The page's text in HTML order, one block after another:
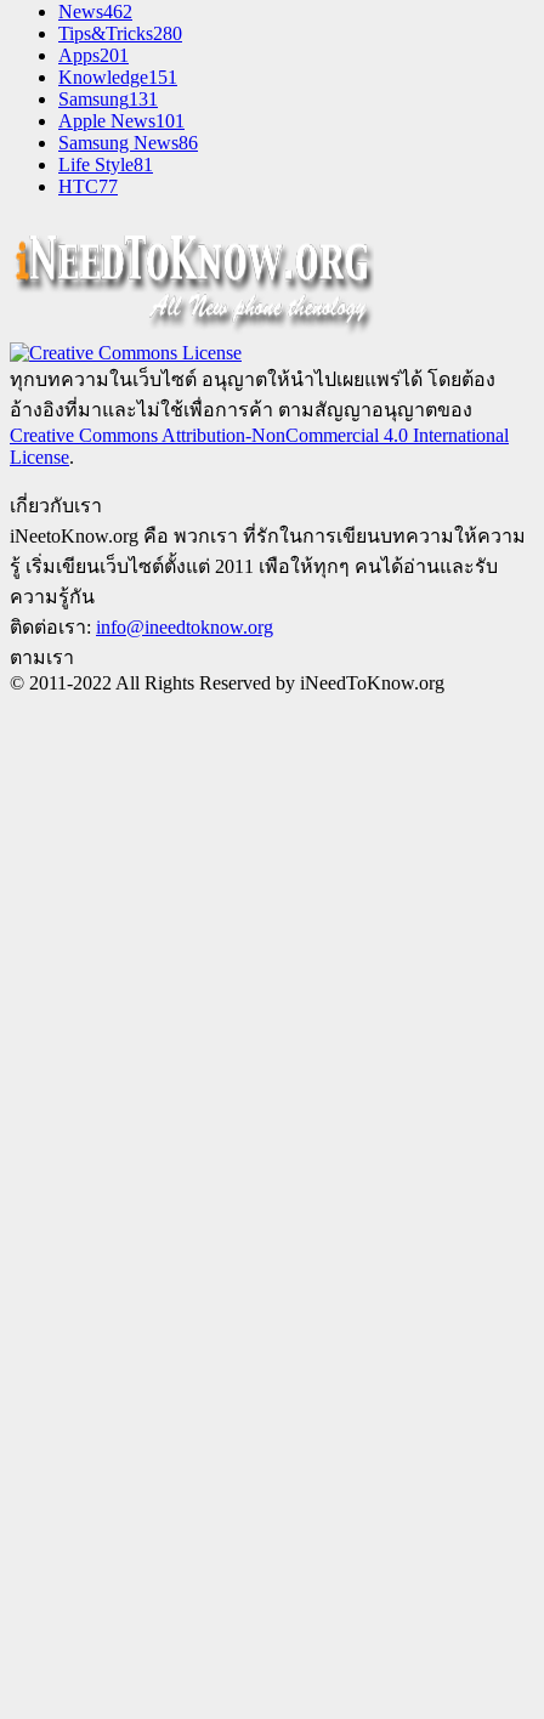
News462
Tips&Tricks280
Apps201
Knowledge151
Samsung131
Apple News101
Samsung News86
Life Style81
HTC77
ทุกบทความในเว็บไซต์ อนุญาตให้นำไปเผยแพร่ได้ โดยต้อง
อ้างอิงที่มาและไม่ใช้เพื่อการค้า ตามสัญญาอนุญาตของ
Creative Commons Attribution-NonCommercial 4.0 International
License.
เกี่ยวกับเรา
iNeetoKnow.org คือ พวกเรา ที่รักในการเขียนบทความให้ความ
รู้ เริ่มเขียนเว็บไซต์ตั้งแต่ 2011 เพือให้ทุกๆ คนได้อ่านและรับ
ความรู้กัน
ติดต่อเรา: info@ineedtoknow.org
ตามเรา
© 2011-2022 All Rights Reserved by iNeedToKnow.org